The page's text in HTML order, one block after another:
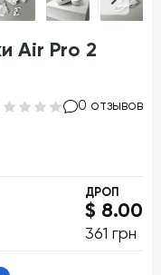
Air Pro 2
0 отзывов
ДРОП
$ 8.00
361 грн